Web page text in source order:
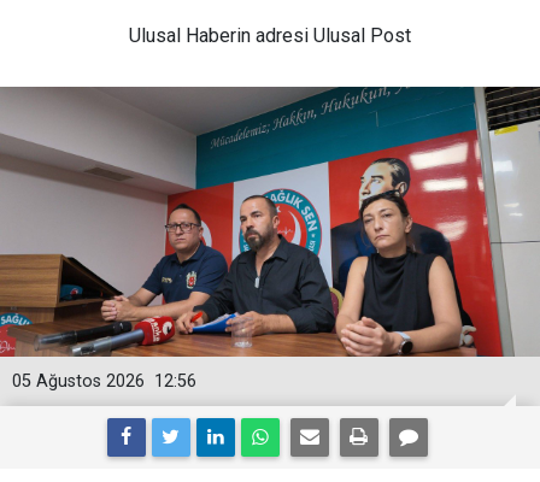
Ulusal Haberin adresi Ulusal Post
12:56
05 Ağustos 2026